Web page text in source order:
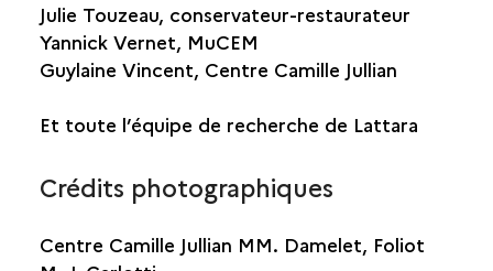
Julie Touzeau, conservateur-restaurateur
Yannick Vernet, MuCEM
Guylaine Vincent, Centre Camille Jullian
Et toute l’équipe de recherche de Lattara
Crédits photographiques
Centre Camille Jullian MM. Damelet, Foliot